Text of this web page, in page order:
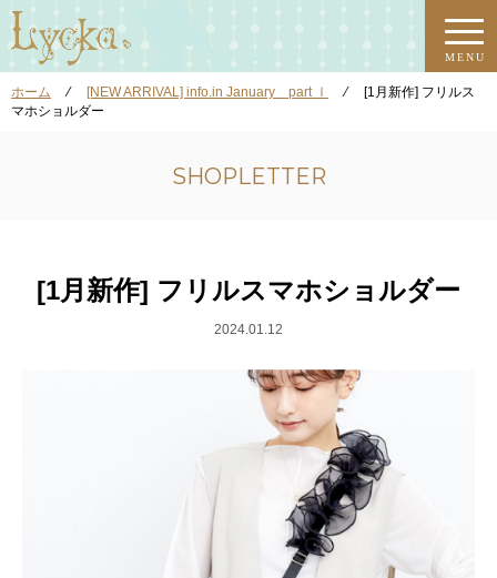
MENU
ホーム ⁄ [NEW ARRIVAL] info.in January part Ⅰ ⁄
[1月新作] フリルス
マホショルダー
SHOPLETTER
[1月新作] フリルスマホショルダー
2024.01.12